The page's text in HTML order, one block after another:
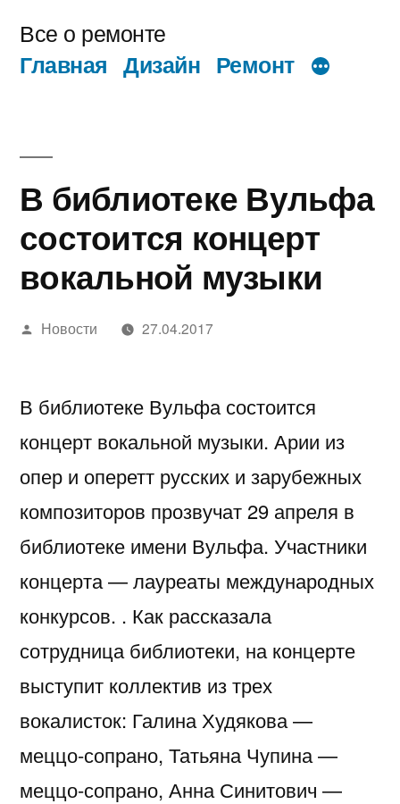
содержимому
Все о ремонте
Главная Дизайн Ремонт
В библиотеке Вульфа
состоится концерт
вокальной музыки
Написано
Новости 27.04.2017
В библиотеке Вульфа состоится
концерт вокальной музыки. Арии из
опер и оперетт русских и зарубежных
композиторов прозвучат 29 апреля в
библиотеке имени Вульфа. Участники
концерта — лауреаты международных
конкурсов. . Как рассказала
сотрудница библиотеки, на концерте
выступит коллектив из трех
вокалисток: Галина Худякова —
меццо-сопрано, Татьяна Чупина —
меццо-сопрано, Анна Синитович —